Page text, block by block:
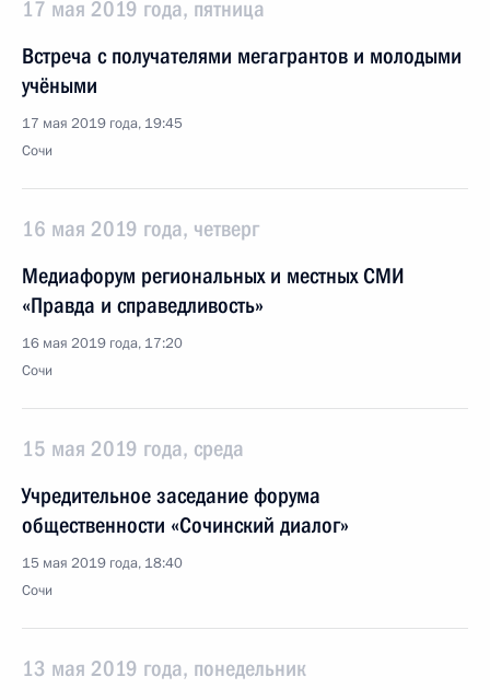
17 мая 2019 года, пятница
Встреча с получателями мегагрантов и молодыми
учёными
17 мая 2019 года, 19:45
Сочи
16 мая 2019 года, четверг
Медиафорум региональных и местных СМИ
«Правда и справедливость»
16 мая 2019 года, 17:20
Сочи
15 мая 2019 года, среда
Учредительное заседание форума
общественности «Сочинский диалог»
15 мая 2019 года, 18:40
Сочи
13 мая 2019 года, понедельник